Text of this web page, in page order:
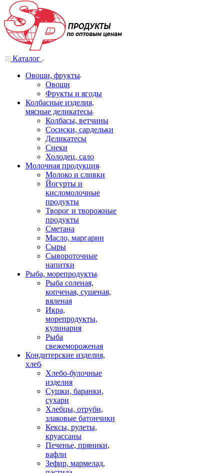
Каталог
Овощи, фрукты
Овощи
Фрукты и ягоды
Колбасные изделия,
мясные деликатесы
Колбасы, ветчины
Сосиски, сардельки
Деликатесы
Снеки
Холодец, сало
Молочная продукция
Молоко и сливки
Йогурты и
кисломолочные
продукты
Творог и творожные
продукты
Сметана
Масло, маргарин
Сыры
Сывороточные
напитки
Рыба, морепродукты
Рыба соленая,
копченая, сушеная,
вяленая
Икра,
морепродукты,
кулинария
Рыба
свежемороженая
Кондитерские изделия,
хлеб
Хлебо-булочные
изделия
Сушки, баранки,
сухари
Хлебцы, отруби,
злаковые батончики
Кексы, рулеты,
круассаны
Печенье, пряники,
вафли
Зефир, мармелад,